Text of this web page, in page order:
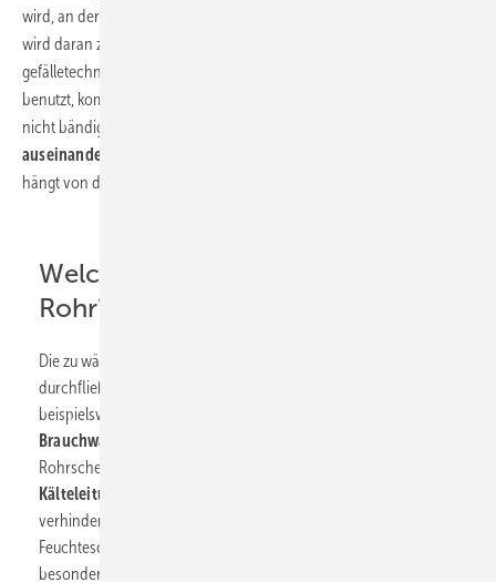
wird, an der Kellerdecke mittels
wird daran zunächst seine helle Freude haben. Schnell gemacht und
gefälletechnisch prima auszurichten. Wird diese Leitung dann aber
benutzt, kommt Bewegung ins Spiel: Kräfte, die eine Bandaufhängung
nicht bändigen kann. Und schnell ist dann eine
auseinandergerutscht
hängt von der Art und Betriebsweise der jeweiligen Leitung ab (Bild 1 ).
Welchen Einsatzzweck hat das
Rohr?
Die zu wählende Rohrbefestigung ist abhängig von der Art des
durchfließenden Mediums. Für warmgehende Leitungen, wie
beispielsweise
Brauchwasserleitungen
Rohrschellen mit oder ohne Schallschutzeinlage.
Kälteleitungen
verhindern Wasserdampfdiffusion und daraus resultierende
Feuchteschäden wie Korrosion durch Tauwasser. Wird
besonderes Augenmerk auf